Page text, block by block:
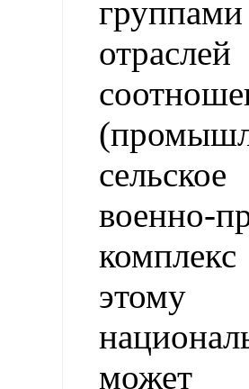
военно-
этому